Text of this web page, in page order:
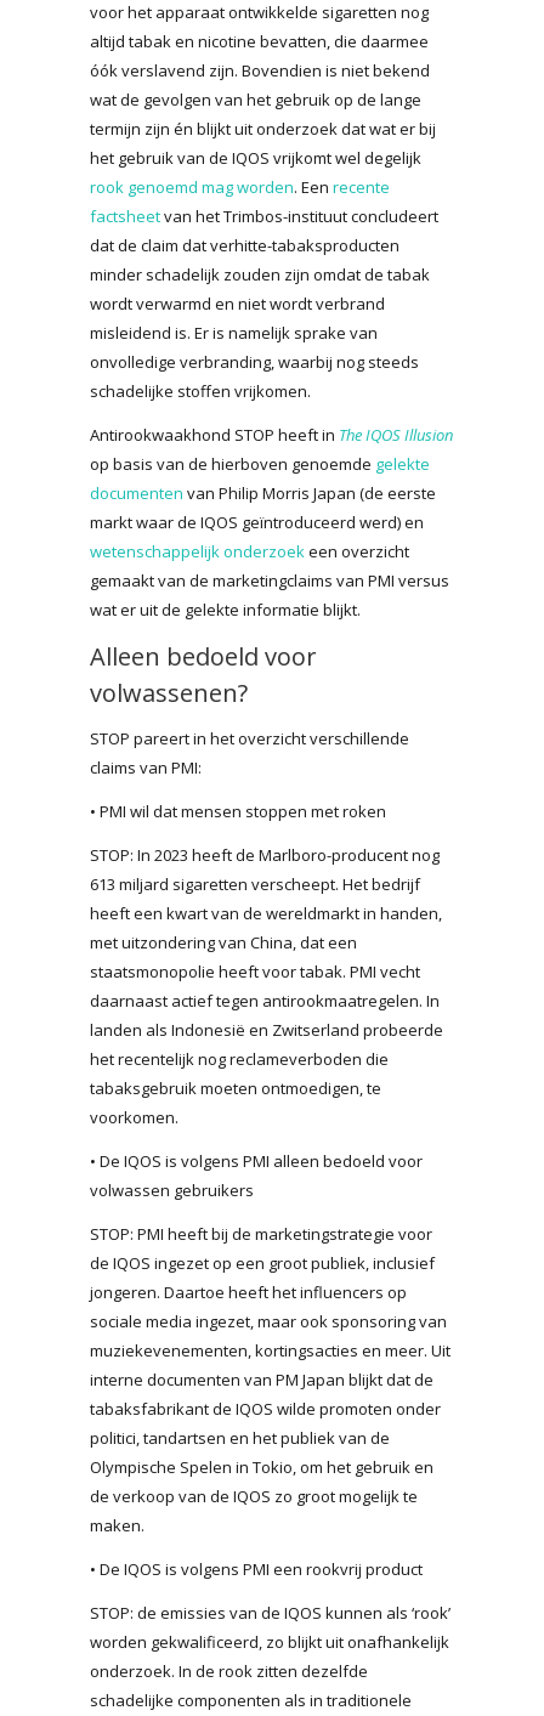
voor het apparaat ontwikkelde sigaretten nog
altijd tabak en nicotine bevatten, die daarmee
óók verslavend zijn. Bovendien is niet bekend
wat de gevolgen van het gebruik op de lange
termijn zijn én blijkt uit onderzoek dat wat er bij
het gebruik van de IQOS vrijkomt wel degelijk
rook genoemd mag worden. Een recente
factsheetvan het Trimbos-instituut concludeert
dat de claim dat verhitte-tabaksproducten
minder schadelijk zouden zijn omdat de tabak
wordt verwarmd en niet wordt verbrand
misleidend is. Er is namelijk sprake van
onvolledige verbranding, waarbij nog steeds
schadelijke stoffen vrijkomen.
Antirookwaakhond STOP heeft in The IQOS Illusion
op basis van de hierboven genoemde gelekte
documenten van Philip Morris Japan (de eerste
markt waar de IQOS geïntroduceerd werd) en
wetenschappelijk onderzoekeen overzicht
gemaakt van de marketingclaims van PMI versus
wat er uit de gelekte informatie blijkt.
Alleen bedoeld voor
volwassenen?
STOP pareert in het overzicht verschillende
claims van PMI:
• PMI wil dat mensen stoppen met roken
STOP: In 2023 heeft de Marlboro-producent nog
613 miljard sigaretten verscheept. Het bedrijf
heeft een kwart van de wereldmarkt in handen,
met uitzondering van China, dat een
staatsmonopolie heeft voor tabak. PMI vecht
daarnaast actief tegen antirookmaatregelen. In
landen als Indonesië en Zwitserland probeerde
het recentelijk nog reclameverboden die
tabaksgebruik moeten ontmoedigen, te
voorkomen.
• De IQOS is volgens PMI alleen bedoeld voor
volwassen gebruikers
STOP: PMI heeft bij de marketingstrategie voor
de IQOS ingezet op een groot publiek, inclusief
jongeren. Daartoe heeft het influencers op
sociale media ingezet, maar ook sponsoring van
muziekevenementen, kortingsacties en meer. Uit
interne documenten van PM Japan blijkt dat de
tabaksfabrikant de IQOS wilde promoten onder
politici, tandartsen en het publiek van de
Olympische Spelen in Tokio, om het gebruik en
de verkoop van de IQOS zo groot mogelijk te
maken.
• De IQOS is volgens PMI een rookvrij product
STOP: de emissies van de IQOS kunnen als ‘rook’
worden gekwalificeerd, zo blijkt uit onafhankelijk
onderzoek. In de rook zitten dezelfde
schadelijke componenten als in traditionele